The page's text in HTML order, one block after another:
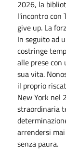
2026, la
l'incontro con
give up. La
In seguito ad
costringe
alle prese
sua vita.
il proprio
New York nel
straordinaria
arrendersi
senza paura.